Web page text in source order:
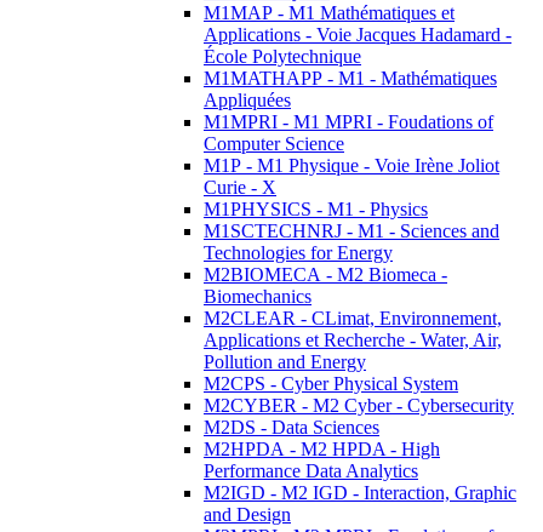
M1MAP - M1 Mathématiques et
Applications - Voie Jacques Hadamard -
École Polytechnique
M1MATHAPP - M1 - Mathématiques
Appliquées
M1MPRI - M1 MPRI - Foudations of
Computer Science
M1P - M1 Physique - Voie Irène Joliot
Curie - X
M1PHYSICS - M1 - Physics
M1SCTECHNRJ - M1 - Sciences and
Technologies for Energy
M2BIOMECA - M2 Biomeca -
Biomechanics
M2CLEAR - CLimat, Environnement,
Applications et Recherche - Water, Air,
Pollution and Energy
M2CPS - Cyber Physical System
M2CYBER - M2 Cyber - Cybersecurity
M2DS - Data Sciences
M2HPDA - M2 HPDA - High
Performance Data Analytics
M2IGD - M2 IGD - Interaction, Graphic
and Design